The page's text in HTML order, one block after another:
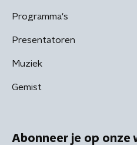
Programma's
Presentatoren
Muziek
Gemist
Abonneer je op onze